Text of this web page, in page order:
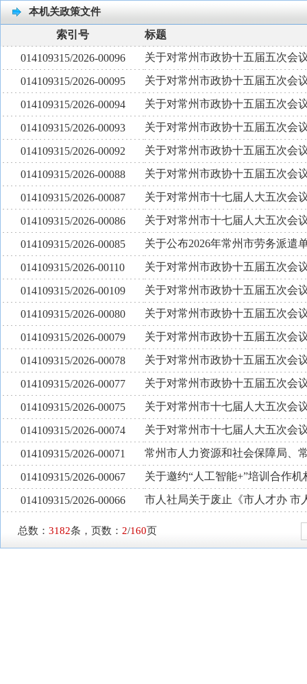
本机关政策文件
索引号
标题
014109315/2026-00096
关于对常州市政协十五届五次会
014109315/2026-00095 关于对常州市政协十五届五次会
014109315/2026-00094 关于对常州市政协十五届五次会
014109315/2026-00093 关于对常州市政协十五届五次会
014109315/2026-00092 关于对常州市政协十五届五次会
014109315/2026-00088 关于对常州市政协十五届五次会
014109315/2026-00087 关于对常州市十七届人大五次会
014109315/2026-00086 关于对常州市十七届人大五次会
014109315/2026-00085 关于公布2026年常州市劳务派遣
014109315/2026-00110 关于对常州市政协十五届五次会
014109315/2026-00109 关于对常州市政协十五届五次会
014109315/2026-00080 关于对常州市政协十五届五次会
014109315/2026-00079 关于对常州市政协十五届五次会
014109315/2026-00078 关于对常州市政协十五届五次会
014109315/2026-00077 关于对常州市政协十五届五次会
014109315/2026-00075 关于对常州市十七届人大五次会
014109315/2026-00074 关于对常州市十七届人大五次会
014109315/2026-00071 常州市人力资源和社会保障局、
014109315/2026-00067 关于邀约“人工智能+”培训合作
014109315/2026-00066 市人社局关于废止《市人才办 市
总数： 3182条，页数： 2/160页